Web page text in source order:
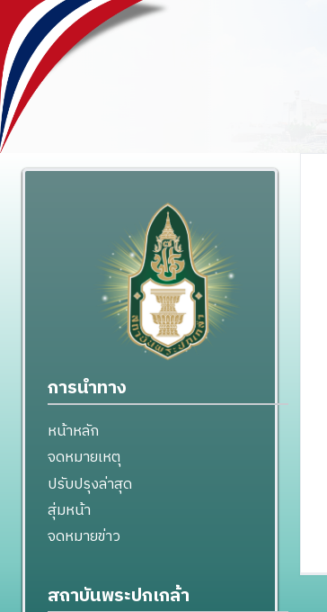
การนำทาง
หน้าหลัก
จดหมายเหตุ
ปรับปรุงล่าสุด
สุ่มหน้า
จดหมายข่าว
สถาบันพระปกเกล้า